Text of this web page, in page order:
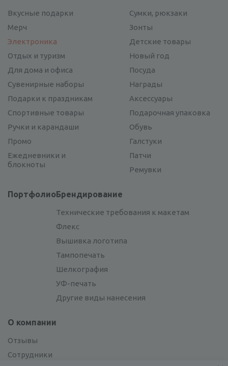
Вкусные подарки
Мерч
Электроника
Отдых и туризм
Для дома и офиса
Сувенирные наборы
Подарки к праздникам
Спортивные товары
Ручки и карандаши
Промо
Ежедневники и
блокноты
Сумки, рюкзаки
Зонты
Детские товары
Новый год
Посуда
Награды
Аксессуары
Подарочная упаковка
Обувь
Галстуки
Патчи
Ремувки
ПортфолиоБрендирование
Технические требования к макетам
Флекс
Вышивка логотипа
Тампопечать
Шелкография
УФ-печать
Другие виды нанесения
О компании
Отзывы
Сотрудники